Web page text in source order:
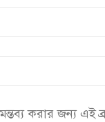
করার জন্য এই